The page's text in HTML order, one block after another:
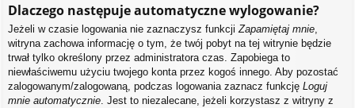
Dlaczego następuje automatyczne wylogowanie?
Jeżeli w czasie logowania nie zaznaczysz funkcji Zapamiętaj mnie
witryna zachowa informację o tym, że twój pobyt na tej witrynie będzie
trwał tylko określony przez administratora czas. Zapobiega to
niewłaściwemu użyciu twojego konta przez kogoś innego. Aby pozostać
zalogowanym/zalogowaną, podczas logowania zaznacz funkcję Loguj
mnie automatycznie . Jest to niezalecane, jeżeli korzystasz z witryny z